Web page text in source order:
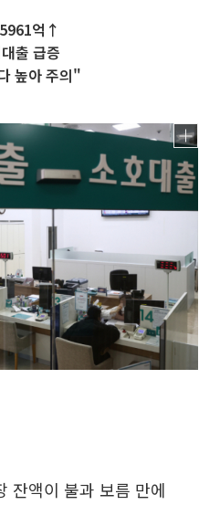
억↑
출 급증
높아 주의"
잔액이 불과 보름 만에